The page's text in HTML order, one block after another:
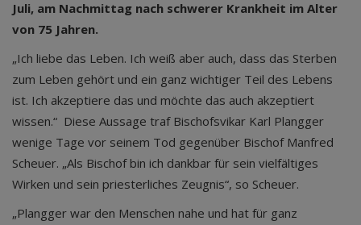
Juli, am Nachmittag nach schwerer Krankheit im Alter
von 75 Jahren.
„Ich liebe das Leben. Ich weiß aber auch, dass das Sterben
zum Leben gehört und ein ganz wichtiger Teil des Lebens
ist. Ich akzeptiere das und möchte das auch akzeptiert
wissen.“ Diese Aussage traf Bischofsvikar Karl Plangger
wenige Tage vor seinem Tod gegenüber Bischof Manfred
Scheuer. „Als Bischof bin ich dankbar für sein vielfältiges
Wirken und sein priesterliches Zeugnis“, so Scheuer.
„Plangger war den Menschen nahe und hat für ganz